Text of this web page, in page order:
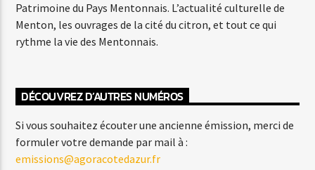
Patrimoine du Pays Mentonnais. L’actualité culturelle de
Menton, les ouvrages de la cité du citron, et tout ce qui
rythme la vie des Mentonnais.
DÉCOUVREZ D’AUTRES NUMÉROS
Si vous souhaitez écouter une ancienne émission, merci de
formuler votre demande par mail à :
emissions@agoracotedazur.fr